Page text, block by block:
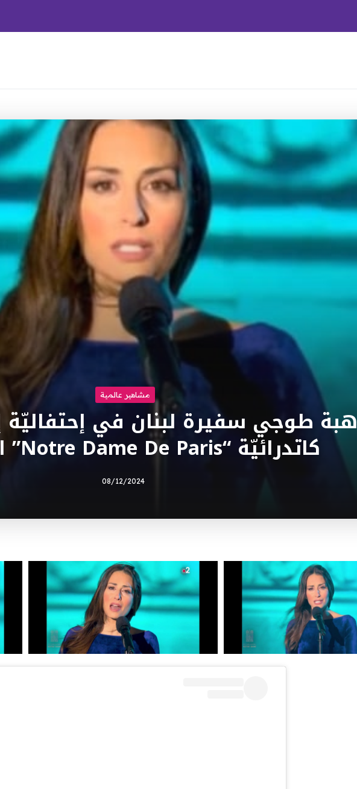
مشاهير عالمية
هبة طوجي سفيرة لبنان في إحتفاليّة
كاتدرائيّة “Notre Dame De Paris” التاريخيّة
08/12/2024